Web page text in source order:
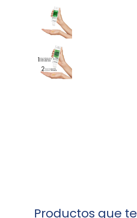
Productos que